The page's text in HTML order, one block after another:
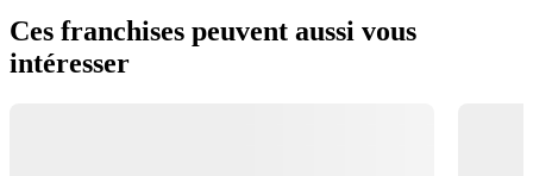
Ces franchises peuvent aussi vous
intéresser